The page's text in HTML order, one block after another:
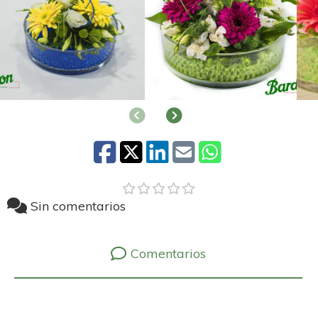
AnteriorSiguiente
Sin comentarios
Comentarios